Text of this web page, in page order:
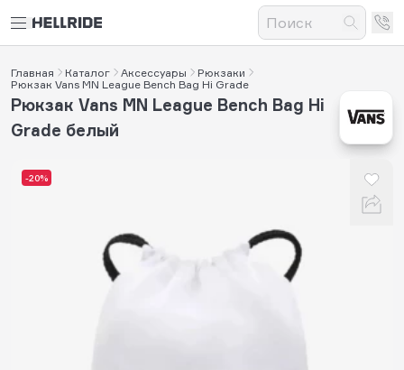
Главная Каталог Аксессуары
Рюкзаки
Рюкзак Vans MN League Bench Bag Hi Grade
-20%
Рюкзак Vans MN League Bench Bag Hi
Grade белый